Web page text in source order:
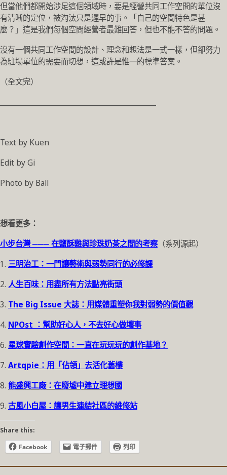
但當他們都開始涉足這個領域時，要是經營共同工作空間的單位沒
有清晰的定位，被淘汰只是遲早的事。「自己的空間特色是甚
麼？」這是我們每個空間經營者最難回答，但也不能不答的問題。
沒有一個共同工作空間的設計、理念和想法是一式一樣，但卻努力
為駐場單位的需要而切想，這或許是惟一的標準答案。
（全文完）
Text by Kuen
Edit by Gi
Photo by Ball
想看更多：
小步台灣 ─── 在鹽酥雞與珍珠奶茶之間的考察（系列源起）
1. 三明治工：一門讓藝術與弱勢同行的必修課
2. 人生百味：用盡所有方法點亮街頭
3. The Big Issue 大誌：用媒體重塑你我對弱勢的價值觀
4. NPOst ：幫助好心人，不去好心做壞事
6. 星球實驗創作空間：一直在玩玩玩的創作基地？
7. Artqpie：用「佔領」去活化舊樓
8. 能盛興工廠：在廢墟中建立理想國
9. 古風小白屋：讓男生連結社區的維修站
Share this:
Facebook
電子郵件 列印